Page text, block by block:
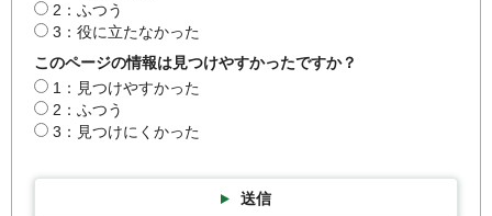
2：ふつう
3：役に立たなかった
このページの情報は見つけやすかったですか？
1：見つけやすかった
2：ふつう
3：見つけにくかった
送信